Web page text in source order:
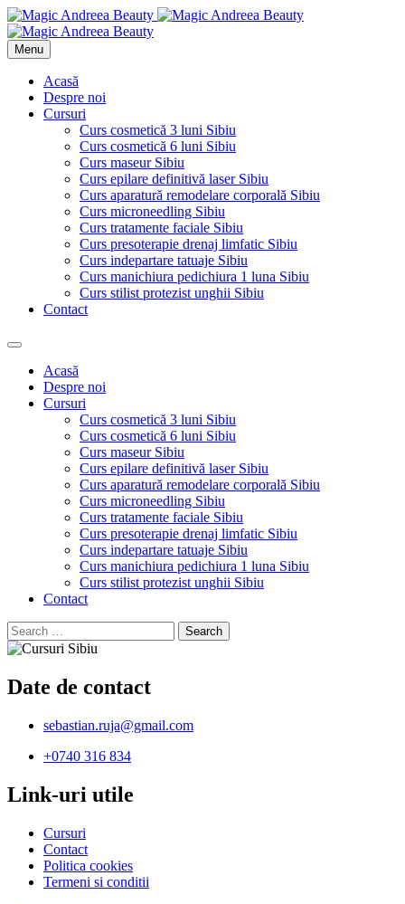
Menu
Acasă
Despre noi
Cursuri
Curs cosmetică 3 luni Sibiu
Curs cosmetică 6 luni Sibiu
Curs maseur Sibiu
Curs epilare definitivă laser Sibiu
Curs aparatură remodelare corporală Sibiu
Curs microneedling Sibiu
Curs tratamente faciale Sibiu
Curs presoterapie drenaj limfatic Sibiu
Curs indepartare tatuaje Sibiu
Curs manichiura pedichiura 1 luna Sibiu
Curs stilist protezist unghii Sibiu
Contact
Acasă
Despre noi
Cursuri
Curs cosmetică 3 luni Sibiu
Curs cosmetică 6 luni Sibiu
Curs maseur Sibiu
Curs epilare definitivă laser Sibiu
Curs aparatură remodelare corporală Sibiu
Curs microneedling Sibiu
Curs tratamente faciale Sibiu
Curs presoterapie drenaj limfatic Sibiu
Curs indepartare tatuaje Sibiu
Curs manichiura pedichiura 1 luna Sibiu
Curs stilist protezist unghii Sibiu
Contact
Search
for:
Date de contact
sebastian.ruja@gmail.com
+0740 316 834
Link-uri utile
Cursuri
Contact
Politica cookies
Termeni si conditii